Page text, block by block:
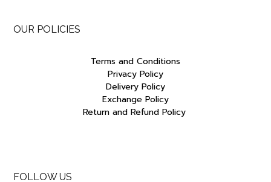
OUR POLICIES
Terms and Conditions
Privacy Policy
Delivery Policy
Exchange Policy
Return and Refund Policy
FOLLOW US